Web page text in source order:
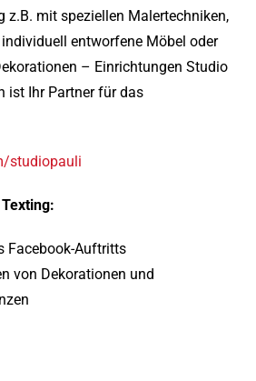
z.B. mit speziellen Malertechniken,
entworfene Möbel oder
– Einrichtungen Studio
ist Ihr Partner für das
studiopauli
Facebook-Auftritts
von Dekorationen und